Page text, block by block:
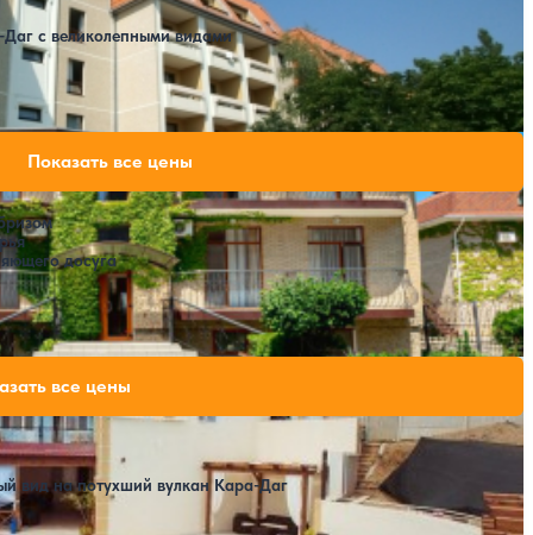
с великолепными видами
Расстояние до пляжа: 50 метров.
за 7 ночей, 2 взрослых
Резорт)
досуга
Расстояние до пляжа: 1000 метров.
40,600 ₽
за 7 ночей, 2 взрослых
55,300 ₽
за 7 ночей, 2 взрослых
Показать все цены
вид на потухший вулкан Кара-Даг
58,100 ₽
за 7 ночей, 2 взрослых
за 7 ночей, 2 взрослых
все цены